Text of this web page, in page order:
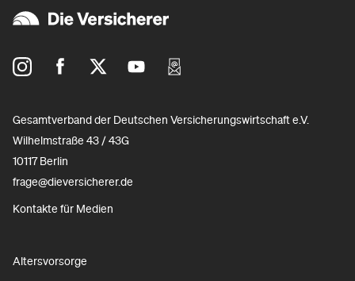
Gesamtverband der Deutschen Versicherungswirtschaft e.V.
Wilhelmstraße 43 / 43G
10117 Berlin
frage@dieversicherer.de
Kontakte für Medien
Altersvorsorge